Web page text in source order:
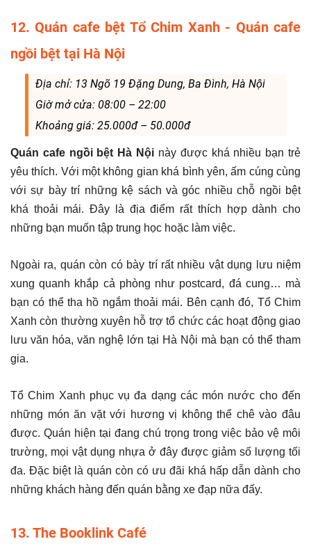
12. Quán cafe bệt Tổ Chim Xanh - Quán cafe
ngồi bệt tại Hà Nội
Địa chỉ: 13 Ngõ 19 Đặng Dung, Ba Đình, Hà Nội
Giờ mở cửa: 08:00 – 22:00
Khoảng giá: 25.000đ – 50.000đ
Quán cafe ngồi bệt Hà Nội này được khá nhiều bạn trẻ
yêu thích. Với một không gian khá bình yên, ấm cúng cùng
với sự bày trí những kệ sách và góc nhiều chỗ ngồi bệt
khá thoải mái. Đây là địa điểm rất thích hợp dành cho
những bạn muốn tập trung học hoặc làm việc.
Ngoài ra, quán còn có bày trí rất nhiều vật dụng lưu niệm
xung quanh khắp cả phòng như postcard, đá cung… mà
bạn có thể tha hồ ngắm thoải mái. Bên cạnh đó, Tổ Chim
Xanh còn thường xuyên hỗ trợ tổ chức các hoạt động giao
lưu văn hóa, văn nghệ lớn tại Hà Nội mà bạn có thể tham
gia.
Tổ Chim Xanh phục vụ đa dạng các món nước cho đến
những món ăn vặt với hương vị không thể chê vào đâu
được. Quán hiện tại đang chú trọng trong việc bảo vệ môi
trường, mọi vật dụng nhựa ở đây được giảm số lượng tối
đa. Đặc biệt là quán còn có ưu đãi khá hấp dẫn dành cho
những khách hàng đến quán bằng xe đạp nữa đấy.
13. The Booklink Café